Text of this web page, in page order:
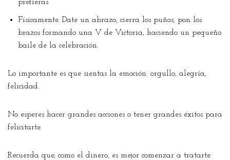
prefieras
Físicamente. Date un abrazo, cierra los puños, pon los
brazos formando una V de Victoria, haciendo un pequeño
baile de la celebración.
Lo importante es que sientas la emoción: orgullo, alegría,
felicidad.
No esperes hacer grandes acciones o tener grandes éxitos para
felicitarte.
Recuerda que, como el dinero, es mejor comenzar a tratarte